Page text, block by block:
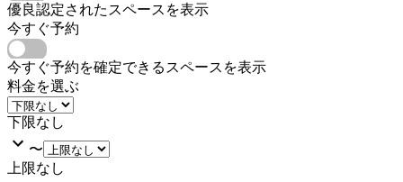
優良認定されたスペースを表示
今すぐ予約
今すぐ予約を確定できるスペースを表示
料金を選ぶ
下限なし
〜
上限なし